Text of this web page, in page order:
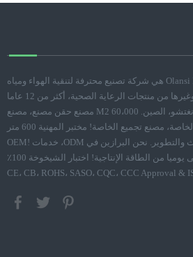
Olansi Healthcare Co.، Ltd هي شركة تصنيع محترفة لتنقية الهواء ومياه
الهيدروجين ومياه تنقية المياه وغيرها من منتجات الرعاية الصحية، أكثر من 12 عاما
خبرة منذ عام 2009 في قوانغتشو، الصين. 60،000 M2 مصنع حقن مصنع، مصنع
مرشح خاص، مصنع العفن الخاصة، مصنع تجميع الخاصة! مختبر المهنية 600 متر
مربع، 30 فريقا مهندسا للبحث والتطوير. نحن البرازين في ODM، خدمات OEM!
3000 جهاز كمبيوتر شخصى يوميا من الطاقة الإنتاجية! اختبار الشيخوخة 100٪